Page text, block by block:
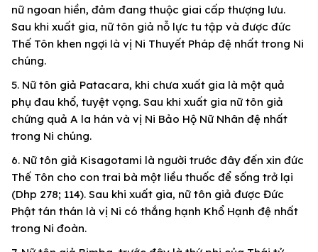
nữ ngoan hiền, đảm đang thuộc giai cấp thượng lưu.
Sau khi xuất gia, nữ tôn giả nỗ lực tu tập và được đức
Thế Tôn khen ngợi là vị Ni Thuyết Pháp đệ nhất trong Ni
chúng.
5. Nữ tôn giả Patacara, khi chưa xuất gia là một quả
phụ đau khổ, tuyệt vọng. Sau khi xuất gia nữ tôn giả
chứng quả A la hán và vị Ni Bảo Hộ Nữ Nhân đệ nhất
trong Ni chúng.
6. Nữ tôn giả Kisagotami là người trước đây đến xin đức
Thế Tôn cho con trai bà một liều thuốc để sống trở lại
(Dhp 278; 114). Sau khi xuất gia, nữ tôn giả được Đức
Phật tán thán là vị Ni có thắng hạnh Khổ Hạnh đệ nhất
trong Ni đoàn.